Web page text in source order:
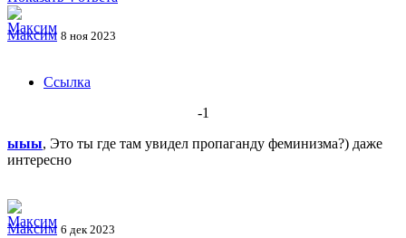
Максим 8 ноя 2023
Ссылка
-1
ыыы, Это ты где там увидел пропаганду феминизма?) даже
интересно
Максим 6 дек 2023